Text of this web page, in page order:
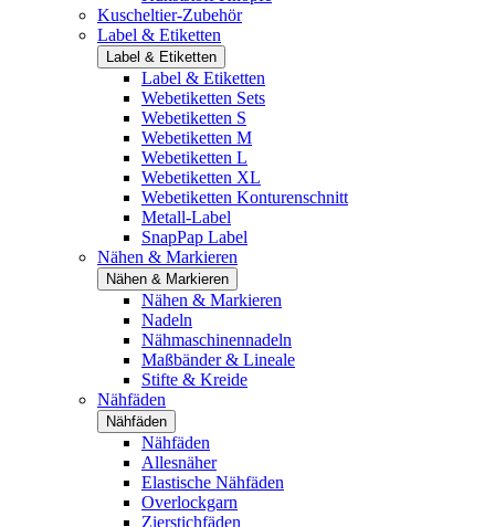
Kuscheltier-Zubehör
Label & Etiketten
Label & Etiketten
Label & Etiketten
Webetiketten Sets
Webetiketten S
Webetiketten M
Webetiketten L
Webetiketten XL
Webetiketten Konturenschnitt
Metall-Label
SnapPap Label
Nähen & Markieren
Nähen & Markieren
Nähen & Markieren
Nadeln
Nähmaschinennadeln
Maßbänder & Lineale
Stifte & Kreide
Nähfäden
Nähfäden
Nähfäden
Allesnäher
Elastische Nähfäden
Overlockgarn
Zierstichfäden